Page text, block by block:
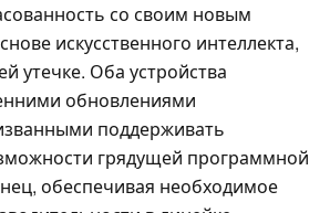
со своим новым
искусственного интеллекта,
утечке. Оба устройства
обновлениями
поддерживать
грядущей программной
обеспечивая необходимое